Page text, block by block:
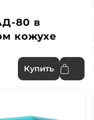
80 в
кожухе
Купить